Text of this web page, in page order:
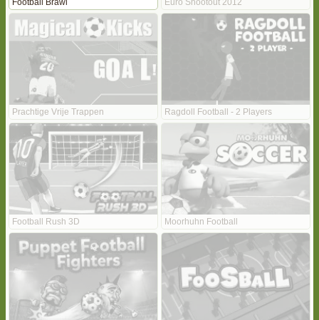
Football Brawl Euro Shootout 2012
Prachtige Vrije Trappen Ragdoll Football - 2 Players
Football Rush 3D Moorhuhn Football